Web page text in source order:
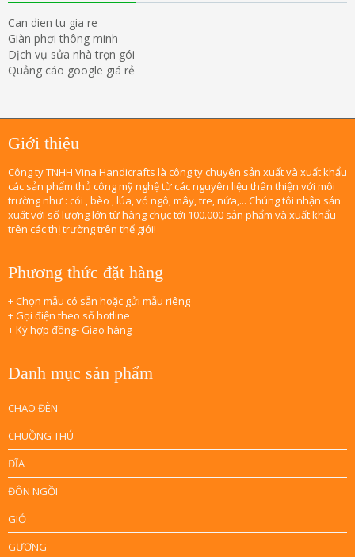
Can dien tu gia re
Giàn phơi thông minh
Dịch vụ sửa nhà trọn gói
Quảng cáo google giá rẻ
Giới thiệu
Công ty TNHH Vina Handicrafts là công ty chuyên sản xuất và xuất khẩu
các sản phẩm thủ công mỹ nghệ từ các nguyên liệu thân thiện với môi
trường như : cói , bèo , lúa, vỏ ngô, mây, tre, nứa,... Chúng tôi nhận sản
xuất với số lượng lớn từ hàng chục tới 100.000 sản phẩm và xuất khẩu
trên các thị trường trên thế giới!
Phương thức đặt hàng
+ Chọn mẫu có sẵn hoặc gửi mẫu riêng
+ Gọi điện theo số hotline
+ Ký hợp đồng- Giao hàng
Danh mục sản phẩm
CHAO ĐÈN
CHUỒNG THÚ
ĐĨA
ĐÔN NGỒI
GIỎ
GƯƠNG